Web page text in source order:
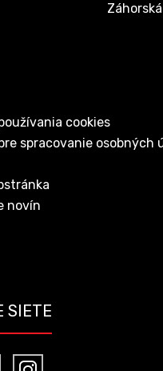
cookies
spracovanie osobných
novín
SIETE